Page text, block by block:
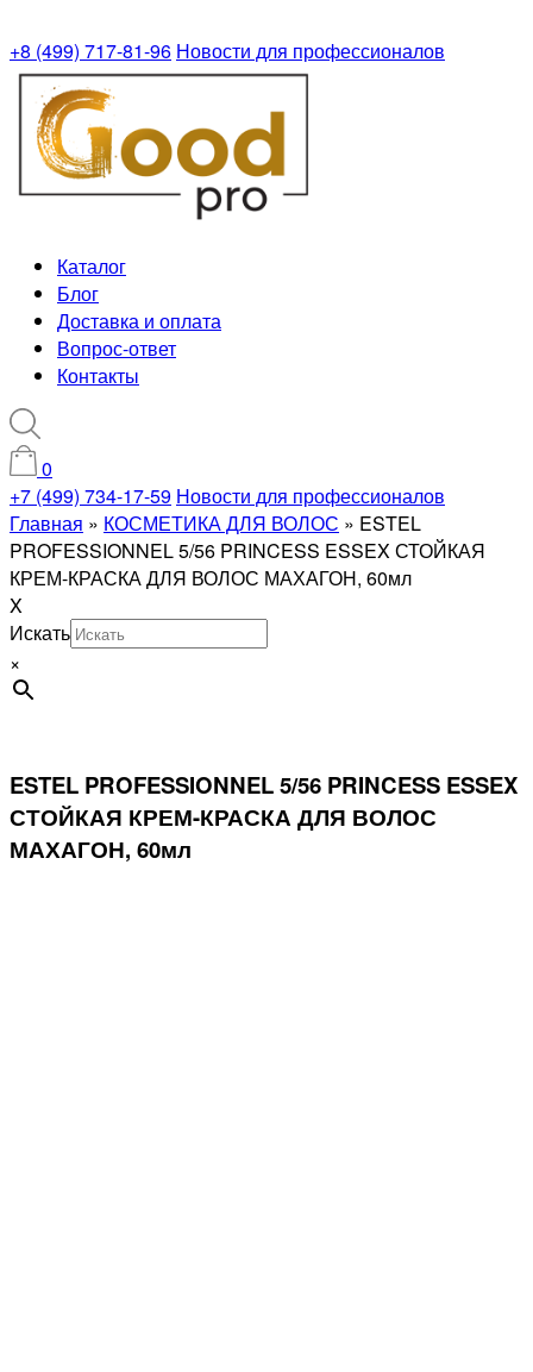
+8 (499) 717-81-96 Новости для профессионалов
Каталог
Блог
Доставка и оплата
Вопрос-ответ
Контакты
0
+7 (499) 734-17-59 Новости для профессионалов
Главная » КОСМЕТИКА ДЛЯ ВОЛОС » ESTEL
PROFESSIONNEL 5/56 PRINCESS ESSEX СТОЙКАЯ
КРЕМ-КРАСКА ДЛЯ ВОЛОС МАХАГОН, 60мл
X
Искать
×
ESTEL PROFESSIONNEL 5/56 PRINCESS ESSEX
СТОЙКАЯ КРЕМ-КРАСКА ДЛЯ ВОЛОС
МАХАГОН, 60мл